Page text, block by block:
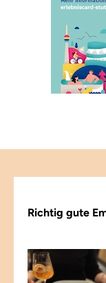
Richtig gute